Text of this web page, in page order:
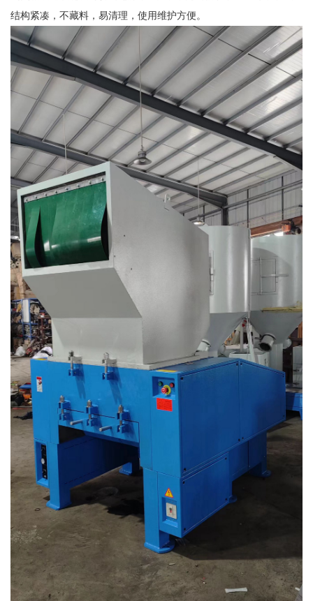
结构紧凑，不藏料，易清理，使用维护方便。